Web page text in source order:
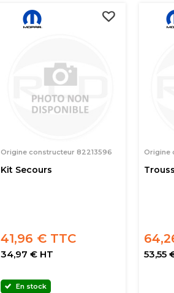
Origine constructeur 82213596
Kit Secours
41,96 € TTC
34,97 € HT
En stock
Origine
53,55